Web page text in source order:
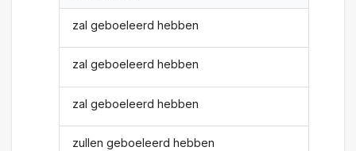
zal geboeleerd hebben
zal geboeleerd hebben
zal geboeleerd hebben
zullen geboeleerd hebben